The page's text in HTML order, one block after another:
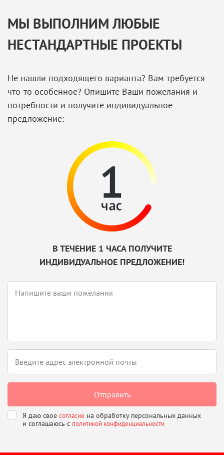
МЫ ВЫПОЛНИМ ЛЮБЫЕ
НЕСТАНДАРТНЫЕ ПРОЕКТЫ
Не нашли подходящего варианта? Вам требуется
что-то особенное? Опишите Ваши пожелания и
потребности и получите индивидуальное
предложение:
В ТЕЧЕНИЕ 1 ЧАСА ПОЛУЧИТЕ
ИНДИВИДУАЛЬНОЕ ПРЕДЛОЖЕНИЕ!
Я даю свое согласие на обработку персональных данных
и соглашаюсь с политикой конфиденциальности